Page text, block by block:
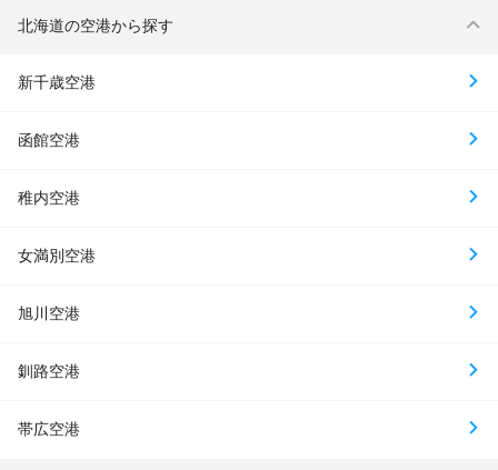
北海道の空港から探す
新千歳空港
函館空港
稚内空港
女満別空港
旭川空港
釧路空港
帯広空港